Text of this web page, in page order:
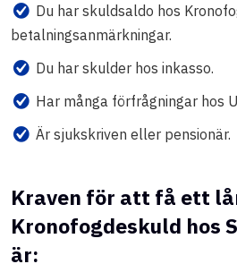
Du har skuldsaldo hos
betalningsanmärkningar.
Du har skulder hos inkasso.
Har många förfrågningar hos
Är sjukskriven eller pensionär.
Kraven för att få ett
Kronofogdeskuld hos
är: